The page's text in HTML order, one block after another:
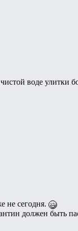
воде улитки
не сегодня.
должен быть